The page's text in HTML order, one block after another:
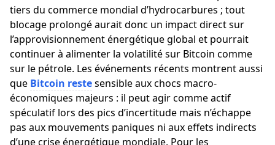
tiers du commerce mondial d’hydrocarbures ; tout
blocage prolongé aurait donc un impact direct sur
l’approvisionnement énergétique global et pourrait
continuer à alimenter la volatilité sur Bitcoin comme
sur le pétrole. Les événements récents montrent aussi
que Bitcoin restesensible aux chocs macro-
économiques majeurs : il peut agir comme actif
spéculatif lors des pics d’incertitude mais n’échappe
pas aux mouvements paniques ni aux effets indirects
d’une crise énergétique mondiale. Pour les